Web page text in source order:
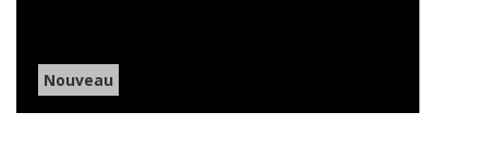
Nouveau